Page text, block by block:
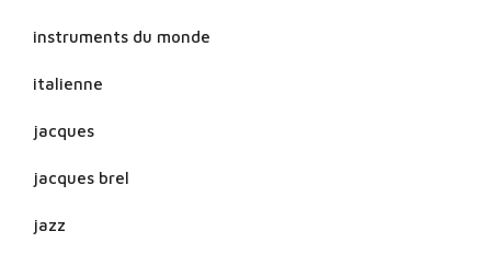
instruments du monde
italienne
jacques
jacques brel
jazz